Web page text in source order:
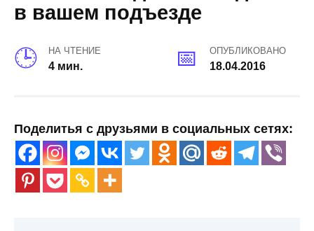
в вашем подъезде
НА ЧТЕНИЕ
4 мин.
ОПУБЛИКОВАНО
18.04.2016
Поделитья с друзьями в социальных сетях: